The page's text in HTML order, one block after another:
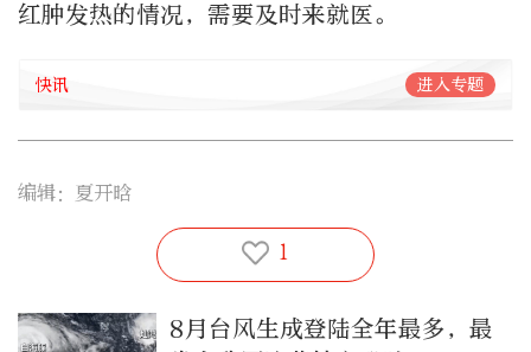
红肿发热的情况，需要及时来就医。
快讯 进入专题
编辑：夏开晗
1
8月台风生成登陆全年最多，最